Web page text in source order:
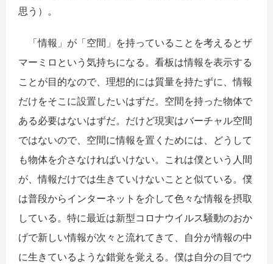
思う）。
「情報」が「空間」を持っていることを考えるとザ
マーミロという気持ちになる。看板は情報を表示する
ことが目的なので、理想的には質量を持たずに、情報
だけをそこに設置したいはずだ。空間を持った物体で
ある必要はないはずだ。だけど現実はバーチャル空間
ではないので、空間に情報を置くためには、どうして
も物体を介さなければいけない。これは僕という人間
が、情報だけでは生きていけないことと似ている。僕
は普段からインターネットを介して色々な情報を摂取
している。特に最近は新型コロナウイルス騒動のおか
げで新しい情報が次々と流れてきて、自分が情報の中
に生きているような錯覚を覚える。僕は自分の目でウ